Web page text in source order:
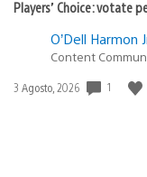
Players’ Choice: votate
O’Dell Harmon
Content
Data
3 Agosto, 2026 1